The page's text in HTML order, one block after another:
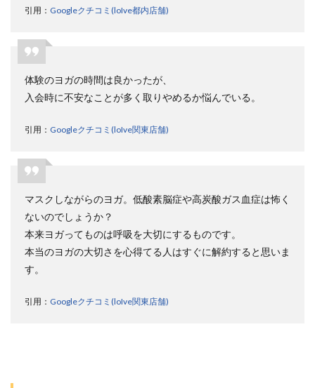
8.2
ム会
員
8.3
3.フル
ラス
8.4
4.デイ
タイ
ム会
員
8.5
5.その
他・
引用： Googleクチコミ(loIve都内店舗)
体験のヨガの時間は良かったが、
入会時に不安なことが多く取りやめるか悩んでいる。
引用： Googleクチコミ(loIve関東店舗)
マスクしながらのヨガ。低酸素脳症や高炭酸ガス血症は怖く
ないのでしょうか？
本来ヨガってものは呼吸を大切にするものです。
本当のヨガの大切さを心得てる人はすぐに解約すると思いま
す。
引用： Googleクチコミ(loIve関東店舗)